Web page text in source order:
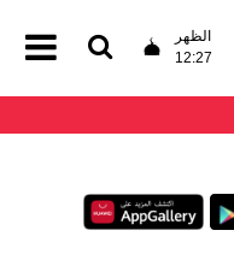
الظهر
12:27